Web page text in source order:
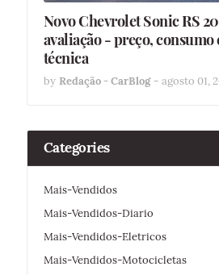
Novo Chevrolet Sonic RS
avaliação - preço, consumo
técnica
by Redação - CarBlog - agosto 01,
Categories
Mais-Vendidos
Mais-Vendidos-Diario
Mais-Vendidos-Eletricos
Mais-Vendidos-Motocicletas